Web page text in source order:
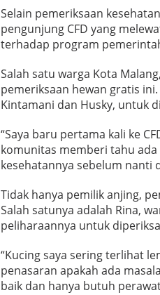
Selain pemeriksaan
pengunjung CFD yang
terhadap program
Salah satu warga Kota
pemeriksaan hewan gratis
Kintamani dan Husky, untuk
“Saya baru pertama kali ke
komunitas memberi tahu
kesehatannya sebelum nanti
Tidak hanya pemilik anjing,
Salah satunya adalah Rina,
peliharaannya untuk
“Kucing saya sering terlihat
penasaran apakah ada
baik dan hanya butuh